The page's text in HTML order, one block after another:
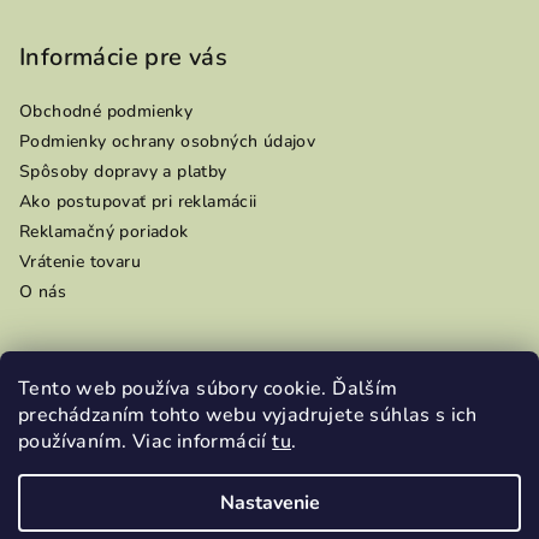
Tento web používa súbory cookie. Ďalším
prechádzaním tohto webu vyjadrujete súhlas s ich
používaním. Viac informáciítu.
Nastavenie
Informácie pre vás
Obchodné podmienky
Podmienky ochrany osobných údajov
Spôsoby dopravy a platby
Ako postupovať pri reklamácii
Reklamačný poriadok
Vrátenie tovaru
O nás
Prijímame online platby